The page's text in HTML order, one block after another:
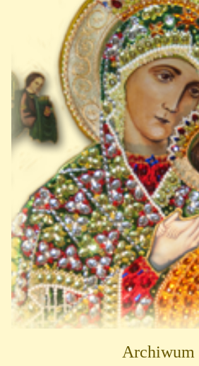
Archiwum